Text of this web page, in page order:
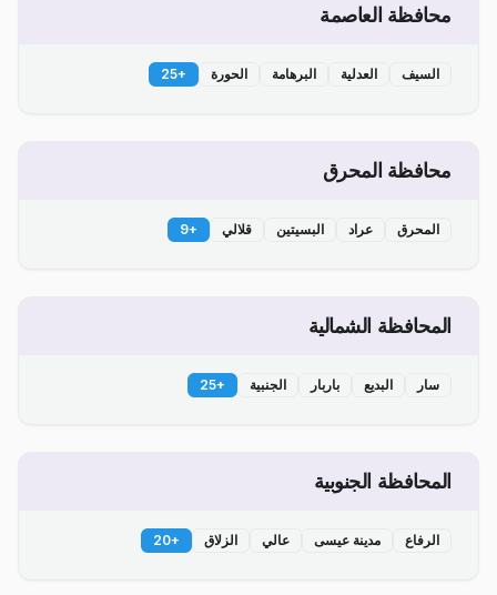
محافظة العاصمة
السيف العدلية البرهامة الحورة +
25
محافظة المحرق
المحرق عراد البسيتين قلالي +
9
المحافظة الشمالية
سار البديع باربار الجنبية +
25
المحافظة الجنوبية
الرفاع مدينة عيسى عالي الزلاق +
20